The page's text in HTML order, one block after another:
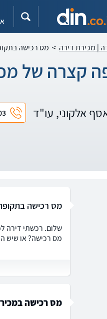
| מכירת דירה > מס רכישה
קצרה של
אלקוני, עו"ד
מס רכישה
שלום. רכשתי דירה
מס רכישה? או שיש
מס רכישה